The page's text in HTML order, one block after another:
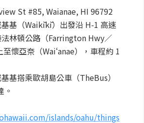
St #85, Waianae, HI 96792
基（Waikīkī）出發沿 H-1 高速
林頓公路（Farrington Hwy／
懷亞奈（Waiʻanae），車程約 1
基搭乘歐胡島公車（TheBus）
。
islands/oahu/things